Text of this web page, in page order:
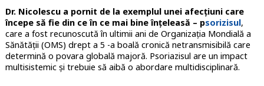
Dr. Nicolescu a pornit de la exemplul unei afecțiuni care
începe să fie din ce în ce mai bine înțeleasă – psorizisul,
care a fost recunoscută în ultimii ani de Organizația Mondială a
Sănătății (OMS) drept a 5 -a boală cronică netransmisibilă care
determină o povara globală majoră. Psoriazisul are un impact
multisistemic și trebuie să aibă o abordare multidisciplinară.